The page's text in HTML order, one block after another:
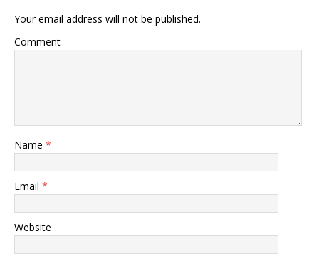
Your email address will not be published.
Comment
Name *
Email *
Website